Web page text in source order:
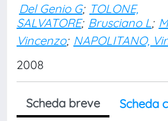
Del Genio G; TOLONE,
SALVATORE; Brusciano L;
Vincenzo; NAPOLITANO,
2008
Scheda breve
Scheda